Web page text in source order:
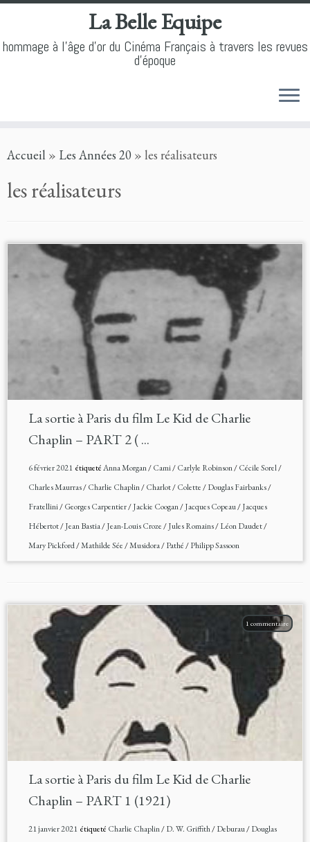
to
La Belle Equipe
hommage à l'âge d'or du Cinéma Français à travers les revues
d'époque
Accueil » Les Années 20 » les réalisateurs
les réalisateurs
La sortie à Paris du film Le Kid de Charlie
Chaplin – PART 2 ( ...
6 février 2021étiquetéAnna Morgan/Cami/Carlyle Robinson/Cécile Sorel/
Charles Maurras/Charlie Chaplin/Charlot/Colette/Douglas Fairbanks/
Fratellini/Georges Carpentier/Jackie Coogan/Jacques Copeau/Jacques
Hébertot/Jean Bastia/Jean-Louis Croze/Jules Romains/Léon Daudet/
Mary Pickford/Mathilde Sée/Musidora/Pathé/Philipp Sassoon
1 commentaire
La sortie à Paris du film Le Kid de Charlie
Chaplin – PART 1 (1921)
21 janvier 2021étiqueté Charlie Chaplin/D. W. Griffith/Deburau/Douglas